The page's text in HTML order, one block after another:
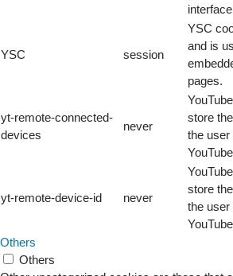
YSC session
YSC
and is
pages.
yt-remote-connected-
devices
never
store
the user
yt-remote-device-id never
store
the user
Others
Others